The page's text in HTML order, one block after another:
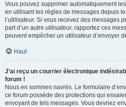
Vous pouvez supprimer automatiquement
en utilisant les règles de messages depuis
l’utilisateur. Si vous recevez des messages
part d’un autre utilisateur, rapportez ces
peuvent empêcher un utilisateur d’envoyer
Haut
J’ai reçu un courrier électronique
forum !
Nous en sommes navrés. Le formulaire
ce forum possède des protections qui
envoyant de tels messages. Vous devriez